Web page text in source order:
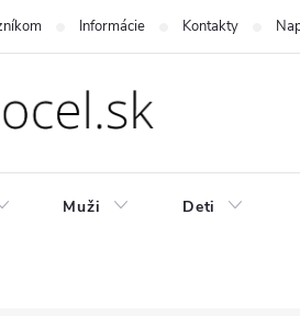
Informácie Kontakty
Muži Deti